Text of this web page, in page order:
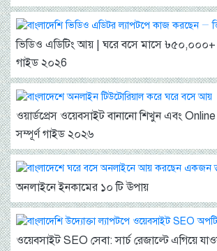
ভিডিও এডিটিং আয় | ঘরে বসে মাসে ৳৫০,০০০+
গাইড ২০২6
ওয়ার্ডপ্রেস ওয়েবসাইট বানানো শিখুন এবং
সম্পূর্ণ গাইড ২০২৬
অনলাইনে ইনকামের ১০ টি ঊপায়
ওয়েবসাইট SEO সেবা: সার্চ রেজাল্টে এগিয়ে